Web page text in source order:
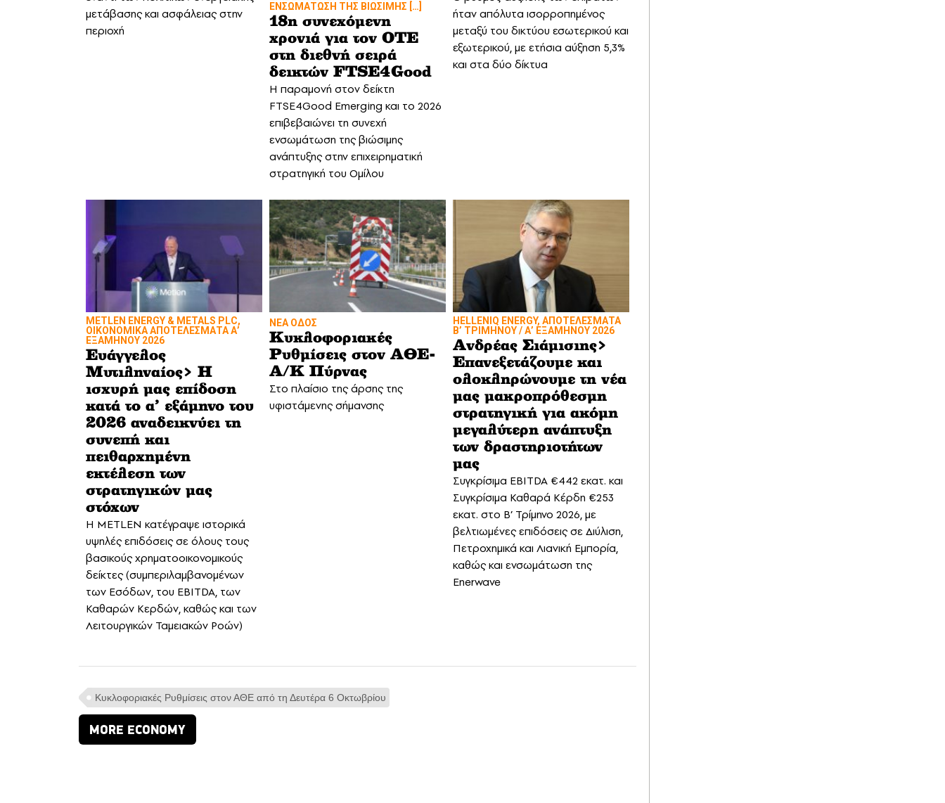
μετάβασης και ασφάλειας στην
περιοχή
ΕΝΣΩΜΑΤΩΣΗ ΤΗΣ ΒΙΩΣΙΜΗΣ […]
18η συνεχόμενη
χρονιά για τον ΟΤΕ
στη διεθνή σειρά
δεικτών FTSE4Good
Η παραμονή στον δείκτη
FTSE4Good Emerging και το 2026
επιβεβαιώνει τη συνεχή
ενσωμάτωση της βιώσιμης
ανάπτυξης στην επιχειρηματική
στρατηγική του Ομίλου
ήταν απόλυτα ισορροπημένος
μεταξύ του δικτύου εσωτερικού και
εξωτερικού, με ετήσια αύξηση 5,3%
και στα δύο δίκτυα
METLEN ENERGY & METALS PLC,
ΟΙΚΟΝΟΜΙΚΑ ΑΠΟΤΕΛΕΣΜΑΤΑ Α’
ΕΞΑΜΗΝΟΥ 2026
Ευάγγελος
Μυτιληναίος> Η
ισχυρή μας επίδοση
κατά το α’ εξάμηνο του
2026 αναδεικνύει τη
συνεπή και
πειθαρχημένη
εκτέλεση των
στρατηγικών μας
στόχων
Η METLEN κατέγραψε ιστορικά
υψηλές επιδόσεις σε όλους τους
βασικούς χρηματοοικονομικούς
δείκτες (συμπεριλαμβανομένων
των Εσόδων, του EBITDA, των
Καθαρών Κερδών, καθώς και των
Λειτουργικών Ταμειακών Ροών)
ΝΕΑ ΟΔΟΣ
Κυκλοφοριακές
Ρυθμίσεις στον ΑΘΕ-
Α/Κ Πύρνας
Στο πλαίσιο της άρσης της
υφιστάμενης σήμανσης
HELLENIQ ENERGY, ΑΠΟΤΕΛΕΣΜΑΤΑ
Β’ ΤΡΙΜΗΝΟΥ / Α’ ΕΞΑΜΗΝΟΥ 2026
Ανδρέας Σιάμισιης>
Επανεξετάζουμε και
ολοκληρώνουμε τη νέα
μας μακροπρόθεσμη
στρατηγική για ακόμη
μεγαλύτερη ανάπτυξη
των δραστηριοτήτων
μας
Συγκρίσιμα EBITDA €442 εκατ. και
Συγκρίσιμα Καθαρά Κέρδη €253
εκατ. στο Β’ Τρίμηνο 2026, με
βελτιωμένες επιδόσεις σε Διύλιση,
Πετροχημικά και Λιανική Εμπορία,
καθώς και ενσωμάτωση της
Enerwave
Κυκλοφοριακές Ρυθμίσεις στον ΑΘΕ από τη Δευτέρα 6 Οκτωβρίου
MORE ECONOMY